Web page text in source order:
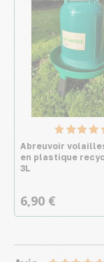
Abreuvoir
en plastique
3L
6,90 €